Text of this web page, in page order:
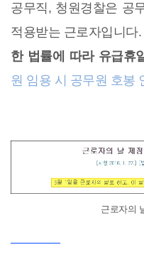
공무직, 청원경찰은 공
적용받는 근로자입니다.
한 법률에 따라 유급휴
원 임용 시 공무원 호봉
근로자의